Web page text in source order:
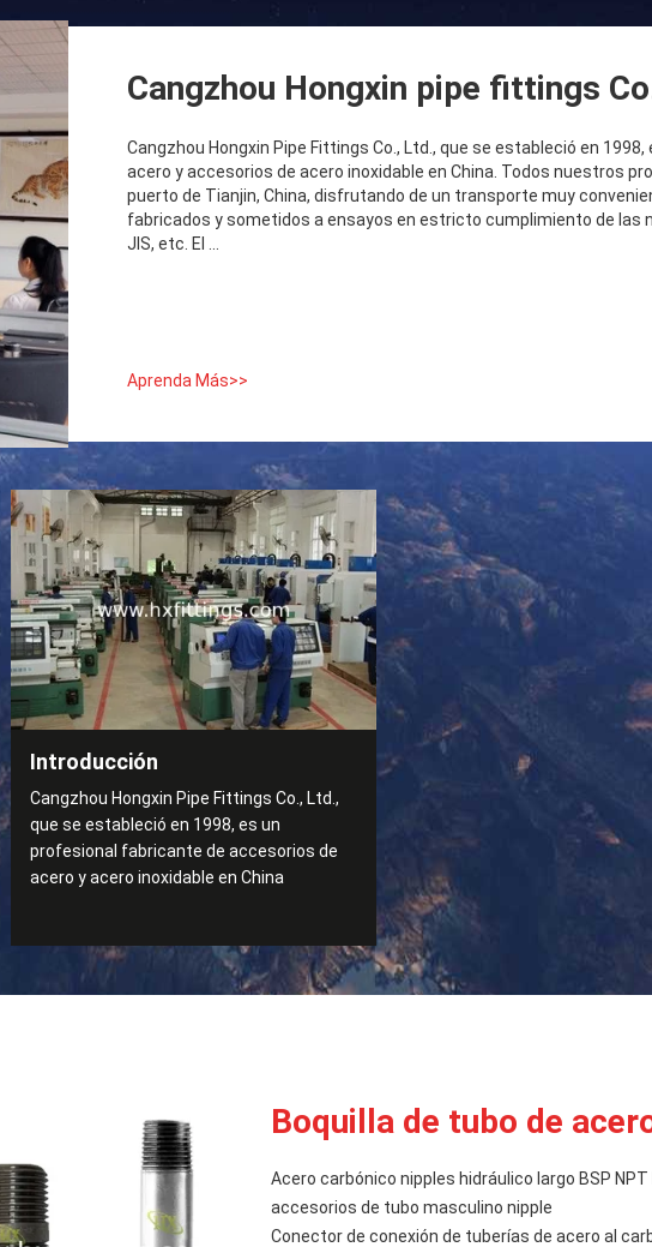
Cangzhou Hongxin pipe fittings
Cangzhou Hongxin Pipe Fittings Co., Ltd., que se estableció en
acero y accesorios de acero inoxidable en China. Todos nuestros
puerto de Tianjin, China, disfrutando de un transporte muy
fabricados y sometidos a ensayos en estricto cumplimiento de las
JIS, etc. El ...
Aprenda Más>>
Introducción
Cangzhou Hongxin Pipe Fittings Co., Ltd.,
que se estableció en 1998, es un
profesional fabricante de accesorios de
acero y acero inoxidable en China
Boquilla de tubo de
Acero carbónico nipples hidráulico largo BSP
accesorios de tubo masculino nipple
Conector de conexión de tuberías de acero al